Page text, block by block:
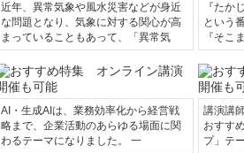
近年、異常気象や風水災害などが身近
な問題となり、気象に対する関心が高
まっていることもあって、「異常気
『たか
という
『そこ
AI・生成AIは、業務効率化から経営戦
略まで、企業活動のあらゆる場面に関
わるテーマになりました。 一
講演講
おすす
プ」テ